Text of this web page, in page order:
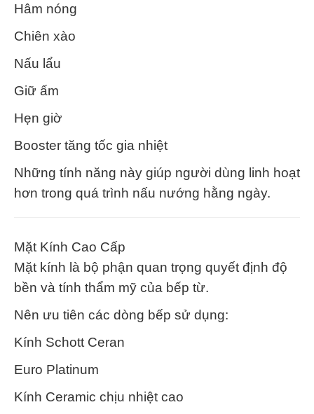
Hâm nóng
Chiên xào
Nấu lẩu
Giữ ấm
Hẹn giờ
Booster tăng tốc gia nhiệt
Những tính năng này giúp người dùng linh hoạt
hơn trong quá trình nấu nướng hằng ngày.
Mặt Kính Cao Cấp
Mặt kính là bộ phận quan trọng quyết định độ
bền và tính thẩm mỹ của bếp từ.
Nên ưu tiên các dòng bếp sử dụng:
Kính Schott Ceran
Euro Platinum
Kính Ceramic chịu nhiệt cao